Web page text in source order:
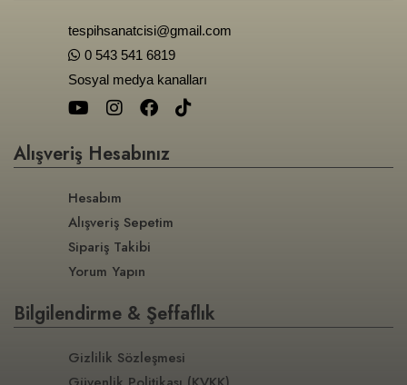
tespihsanatcisi@gmail.com
0 543 541 6819
Sosyal medya kanalları
Alışveriş Hesabınız
Hesabım
Alışveriş Sepetim
Sipariş Takibi
Yorum Yapın
Bilgilendirme & Şeffaflık
Gizlilik Sözleşmesi